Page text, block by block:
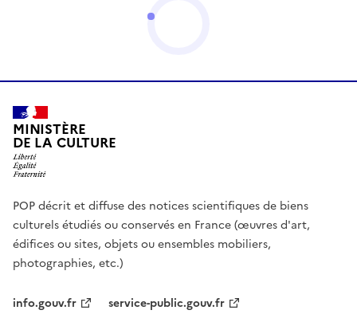
MINISTÈRE
DE LA CULTURE
POP décrit et diffuse des notices scientifiques de biens
culturels étudiés ou conservés en France (œuvres d'art,
édifices ou sites, objets ou ensembles mobiliers,
photographies, etc.)
info.gouv.fr service-public.gouv.fr